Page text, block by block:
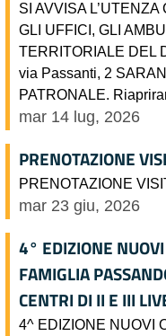
SI AVVISA
GLI UFFICI, GLI
TERRITORIALE DEL
via Passanti, 2
PATRONALE.
mar 14 lug, 2026
PRENOTAZIONE
PRENOTAZIONE
mar 23 giu, 2026
4° EDIZIONE
FAMIGLIA
CENTRI DI II E III
4^ EDIZIONE NUOVI